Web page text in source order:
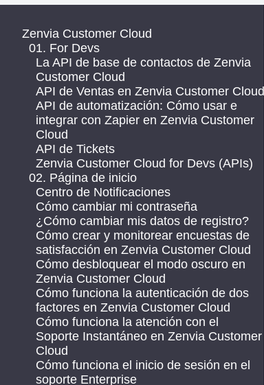
Zenvia Customer Cloud
01. For Devs
La API de base de contactos de Zenvia
Customer Cloud
API de Ventas en Zenvia Customer Cloud
API de automatización: Cómo usar e
integrar con Zapier en Zenvia Customer
Cloud
API de Tickets
Zenvia Customer Cloud for Devs (APIs)
02. Página de inicio
Centro de Notificaciones
Cómo cambiar mi contraseña
¿Cómo cambiar mis datos de registro?
Cómo crear y monitorear encuestas de
satisfacción en Zenvia Customer Cloud
Cómo desbloquear el modo oscuro en
Zenvia Customer Cloud
Cómo funciona la autenticación de dos
factores en Zenvia Customer Cloud
Cómo funciona la atención con el
Soporte Instantáneo en Zenvia Customer
Cloud
Cómo funciona el inicio de sesión en el
soporte Enterprise